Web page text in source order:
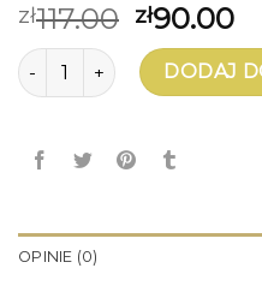
zł117.00 zł90.00
ilość tytanowe kolczyki
DODAJ
OPINIE (0)